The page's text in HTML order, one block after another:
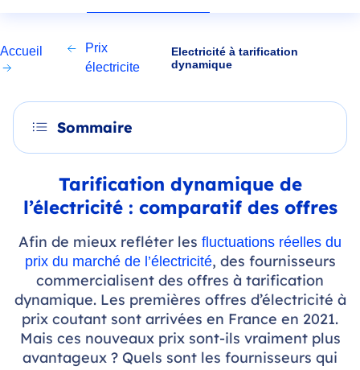
Accueil
Prix
électricite
Electricité à tarification
dynamique
Sommaire
Tarification dynamique de
l’électricité : comparatif des offres
Afin de mieux refléter les fluctuations réelles du
prix du marché de l’électricité, des fournisseurs
commercialisent des offres à tarification
dynamique. Les premières offres d’électricité à
prix coutant sont arrivées en France en 2021.
Mais ces nouveaux prix sont-ils vraiment plus
avantageux ? Quels sont les fournisseurs qui